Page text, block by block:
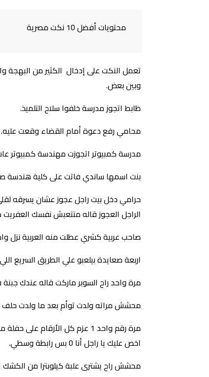
محتويات أفضل 10 نكت مصرية
تعمل النكت على إدخال الكثير من البهجة
وبين بعض.
ظابط اتجوز مدرسة خلفوا سلاح التلميذ.
محامي رفع دعوة أمام القضاء وقعت عليه.
مدرسة كمبيوتر اتجوزت مهندسة كمبيوتر
بنت اسمها ساندي فاتت على كلية هندسة
حرامي دخل بيت راجل عجوز عشان يسرقه
الراجل العجوز قاله متتعبش نفسك
صاحب عربية كشري عطلت منه العربية نزل
اربعة صعايدة بيلعبو علي الطريق السريع
مرة واحد راح السوبر ماركت قاله عندك
محشش مراته ولدت توأم بعد ما ولدت حلف
اخص عليك يا راجل أنا 0 بس رابطة وسطي.
محشش راح يشترى علبة كيلوبترا من